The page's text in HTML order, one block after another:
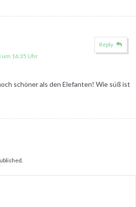
um 16:35 Uhr
schöner als den Elefanten! Wie süß ist
Reply